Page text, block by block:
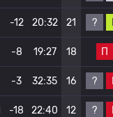
-12 20:32 21 ?
-8 19:27 18 П
-3 32:35 16 ?
-18 22:40 12 ?